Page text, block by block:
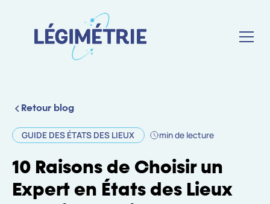
Retour blog
GUIDE DES ÉTATS DES LIEUX min de lecture
10 Raisons de Choisir un
Expert en États des Lieux